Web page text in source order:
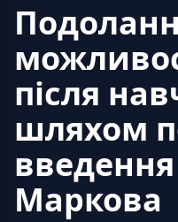
після
шляхом
введення
Маркова